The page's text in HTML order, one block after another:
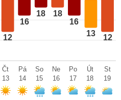
12
16
18 18
16
13 12
Čt
13
Pá
14
So
15
Ne
16
Po
17
Út
18
St
19